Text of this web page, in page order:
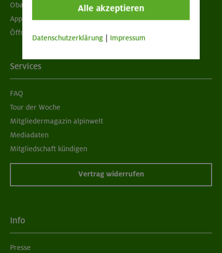
Obacht geben!
App "Mein DAV+"
Öffnungszeiten
Services
FAQ
Tour der Woche
Mitgliedermagazin alpinwelt
Mediadaten
Mitgliedschaft kündigen
Vertrag widerrufen
Info
Presse
Alle akzeptieren
Datenschutzerklärung Impressum